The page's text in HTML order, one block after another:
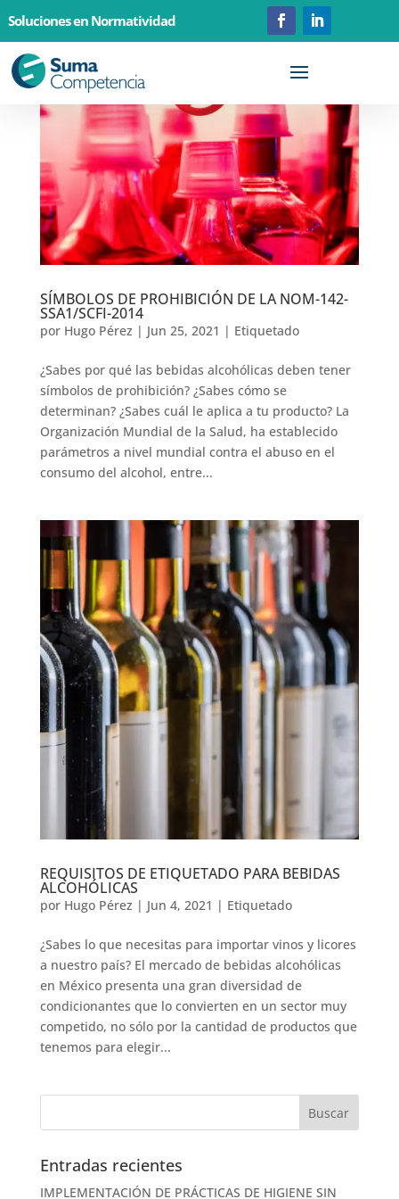
Soluciones en Normatividad
SÍMBOLOS DE PROHIBICIÓN DE LA NOM-142-
SSA1/SCFI-2014
por Hugo Pérez | Jun 25, 2021 | Etiquetado
¿Sabes por qué las bebidas alcohólicas deben tener
símbolos de prohibición? ¿Sabes cómo se
determinan? ¿Sabes cuál le aplica a tu producto? La
Organización Mundial de la Salud, ha establecido
parámetros a nivel mundial contra el abuso en el
consumo del alcohol, entre...
REQUISITOS DE ETIQUETADO PARA BEBIDAS
ALCOHÓLICAS
por Hugo Pérez | Jun 4, 2021 | Etiquetado
¿Sabes lo que necesitas para importar vinos y licores
a nuestro país? El mercado de bebidas alcohólicas
en México presenta una gran diversidad de
condicionantes que lo convierten en un sector muy
competido, no sólo por la cantidad de productos que
tenemos para elegir...
Entradas recientes
IMPLEMENTACIÓN DE PRÁCTICAS DE HIGIENE SIN